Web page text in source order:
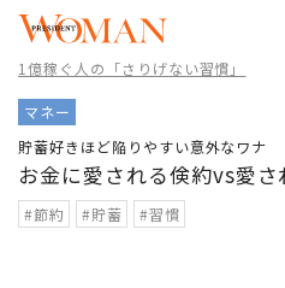
1億稼ぐ人の「さりげない習慣」
マネー
貯蓄好きほど陥りやすい意外なワナ
お金に愛される倹約vs愛
#節約 #貯蓄 #習慣